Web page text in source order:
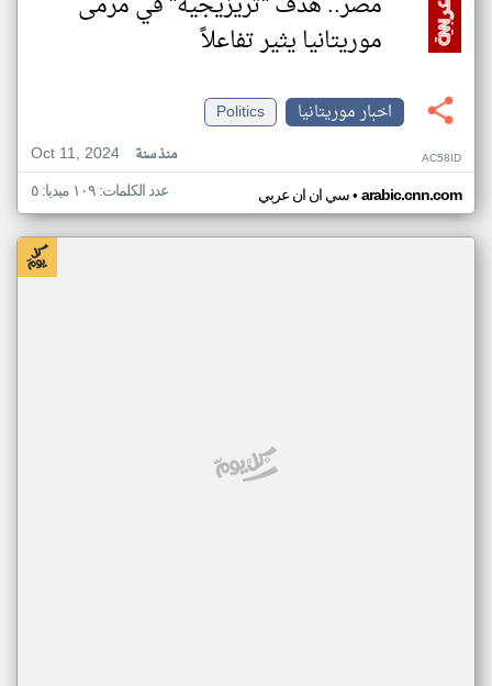
موريتانيا يثير تفاعلاً
اخبار موريتانيا
Politics
Oct 11, 2024
منذ سنة AC58ID
سي ان ان عربي• arabic.cnn.com عدد الكلمات: ١٠٩ ميديا: ٥